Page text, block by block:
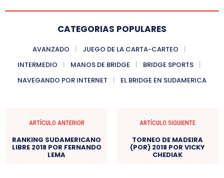
CATEGORIAS POPULARES
AVANZADO
JUEGO DE LA CARTA-CARTEO
INTERMEDIO
MANOS DE BRIDGE
BRIDGE SPORTS
NAVEGANDO POR INTERNET
EL BRIDGE EN SUDAMERICA
ARTÍCULO ANTERIOR
RANKING SUDAMERICANO
LIBRE 2018 POR FERNANDO
LEMA
ARTÍCULO SIGUIENTE
TORNEO DE MADEIRA
(POR) 2018 POR VICKY
CHEDIAK